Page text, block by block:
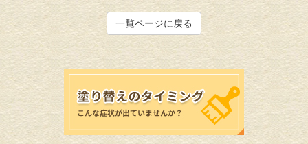
一覧ページに戻る